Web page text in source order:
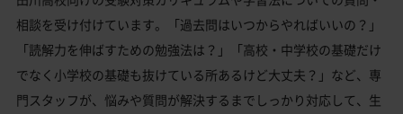
相談を受け付けています。「過去問はいつからやればいいの？」
「読解力を伸ばすための勉強法は？」「高校・中学校の基礎だけ
でなく小学校の基礎も抜けている所あるけど大丈夫？」など、専
門スタッフが、悩みや質問が解決するまでしっかり対応して、生